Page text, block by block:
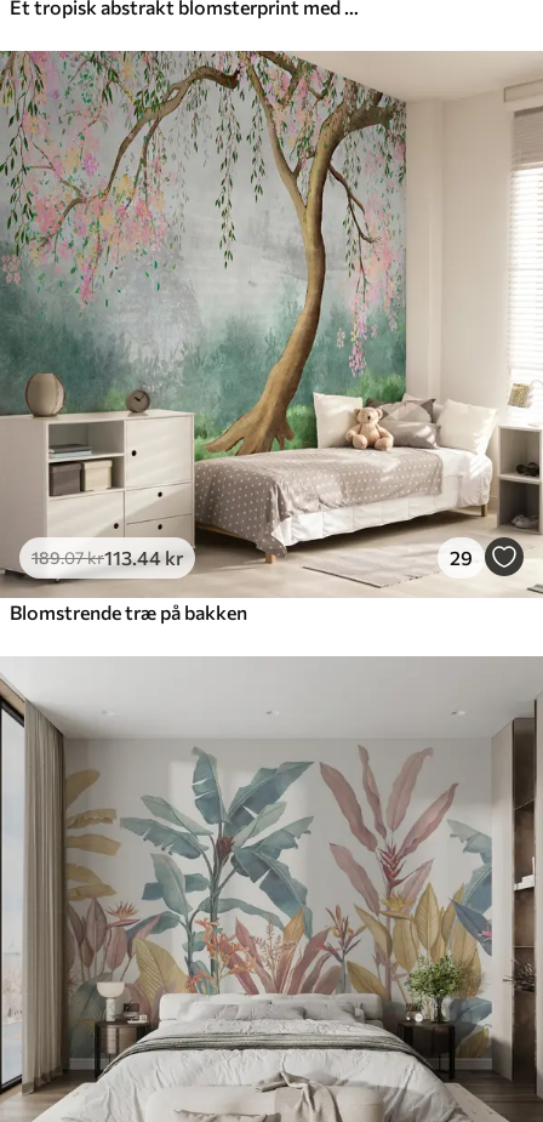
189.07kr113.44 kr 29
Blomstrende træ på bakken